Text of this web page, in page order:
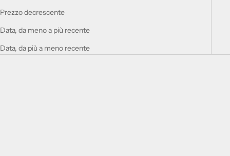
Prezzo decrescente
Data, da meno a più recente
Data, da più a meno recente